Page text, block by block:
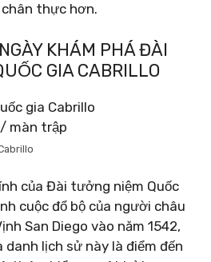
thực hơn.
KHÁM PHÁ ĐÀI
GIA CABRILLO
màn trập
của Đài tưởng niệm Quốc
cuộc đổ bộ của người châu
San Diego vào năm 1542,
danh lịch sử này là điểm đến